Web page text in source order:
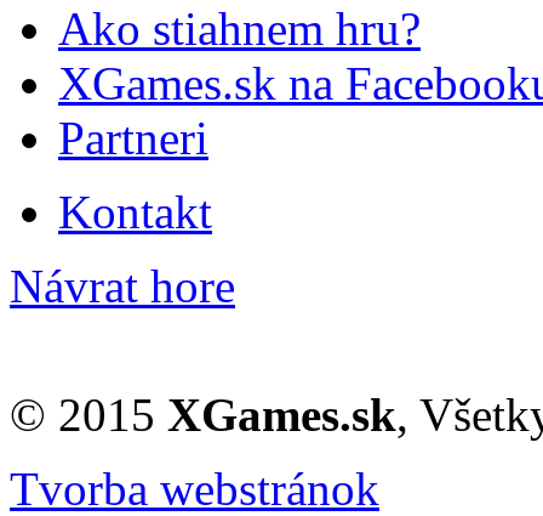
Ako stiahnem hru?
XGames.sk na
Partneri
Kontakt
Návrat hore
© 2015 XGames.sk,
Tvorba webstránok